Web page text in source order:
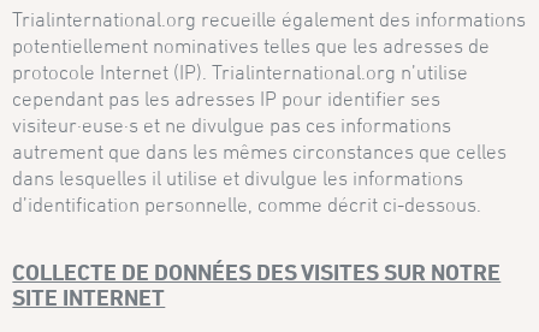
Trialinternational.org recueille également des informations
potentiellement nominatives telles que les adresses de
protocole Internet (IP). Trialinternational.org n’utilise
cependant pas les adresses IP pour identifier ses
visiteur·euse·s et ne divulgue pas ces informations
autrement que dans les mêmes circonstances que celles
dans lesquelles il utilise et divulgue les informations
d’identification personnelle, comme décrit ci-dessous.
COLLECTE DE DONNÉES DES VISITES SUR NOTRE
SITE INTERNET